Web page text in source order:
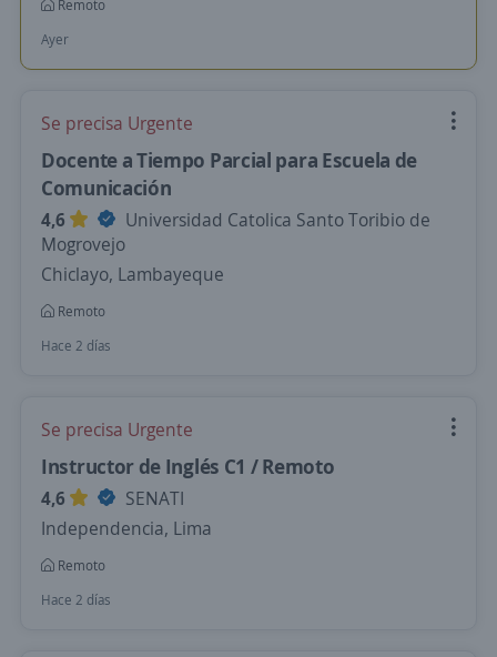
Remoto
Ayer
Se precisa Urgente
Docente a Tiempo Parcial para Escuela de
Comunicación
4,6
Universidad Catolica Santo Toribio de
Mogrovejo
Chiclayo, Lambayeque
Remoto
Hace 2 días
Se precisa Urgente
Instructor de Inglés C1 / Remoto
4,6
SENATI
Independencia, Lima
Remoto
Hace 2 días